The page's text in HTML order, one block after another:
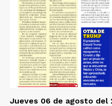
Jueves 06 de agosto del